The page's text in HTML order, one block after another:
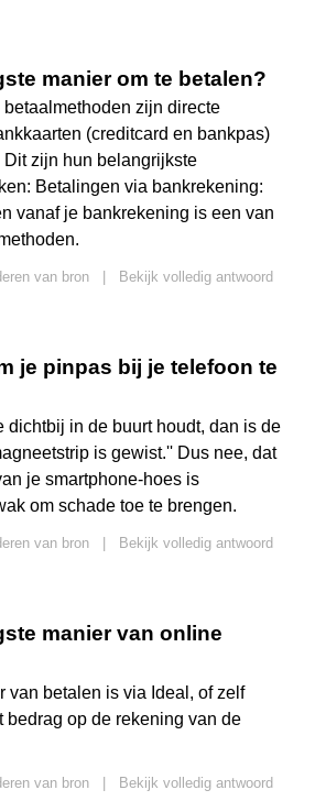
manier om te betalen?
zijn directe
(creditcard en bankpas)
zijn hun belangrijkste
Betalingen via bankrekening:
vanaf je bankrekening is een van
van bron
Bekijk volledig antwoord
je pinpas bij je telefoon te
dichtbij in de buurt houdt, dan is de
is gewist.'' Dus nee, dat
je smartphone-hoes is
om schade toe te brengen.
van bron
Bekijk volledig antwoord
manier van online
van betalen is via Ideal, of zelf
bedrag op de rekening van de
van bron Bekijk volledig antwoord